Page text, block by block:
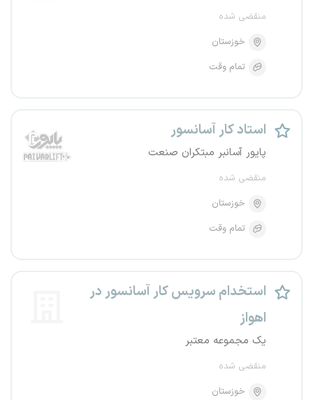
منقضی شده
خوزستان
تمام وقت
استاد کار آسانسور
پایور آسانبر مبتکران صنعت
منقضی شده
خوزستان
تمام وقت
استخدام سرویس کار آسانسور در
اهواز
یک مجموعه معتبر
منقضی شده
خوزستان